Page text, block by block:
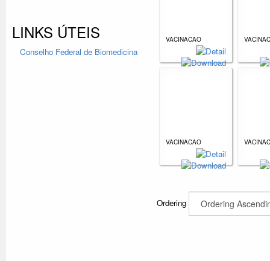
LINKS ÚTEIS
Conselho Federal de Biomedicina
VACINACAO
VACINACAO
Ordering